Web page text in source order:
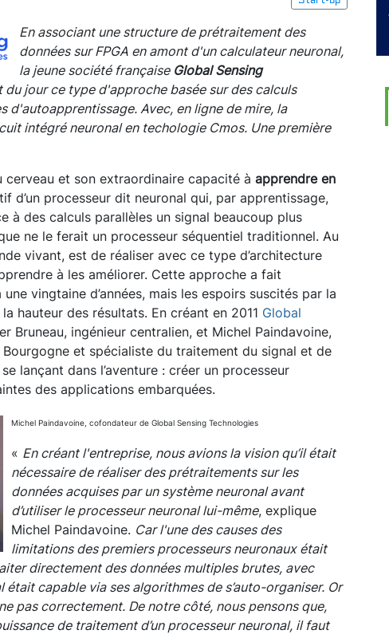
En associant une structure de prétraitement des
données sur FPGA en amont d'un calculateur neuronal,
la jeune société française Global Sensing
jour ce type d'approche basée sur des calculs
d'autoapprentissage. Avec, en ligne de mire, la
intégré neuronal en techologie Cmos. Une première
et son extraordinaire capacité à apprendre en
d’un processeur dit neuronal qui, par apprentissage,
à des calculs parallèles un signal beaucoup plus
ne le ferait un processeur séquentiel traditionnel. Au
vivant, est de réaliser avec ce type d’architecture
à les améliorer. Cette approche a fait
vingtaine d’années, mais les espoirs suscités par la
hauteur des résultats. En créant en 2011 Global
Bruneau, ingénieur centralien, et Michel Paindavoine,
et spécialiste du traitement du signal et de
lançant dans l’aventure : créer un processeur
des applications embarquées.
Michel Paindavoine, cofondateur de Global Sensing Technologies
« En créant l'entreprise, nous avions la vision qu’il était
nécessaire de réaliser des prétraitements sur les
données acquises par un système neuronal avant
d’utiliser le processeur neuronal lui-même, explique
Michel Paindavoine. Car l'une des causes des
limitations des premiers processeurs neuronaux était
directement des données multiples brutes, avec
était capable via ses algorithmes de s’auto-organiser. Or
pas correctement. De notre côté, nous pensons que,
de traitement d’un processeur neuronal, il faut